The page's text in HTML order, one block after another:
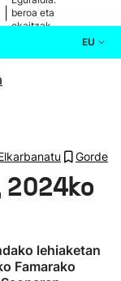
beroa eta
ekaitzak
EU
Gorde
2024ko
lehiaketan
Famarako